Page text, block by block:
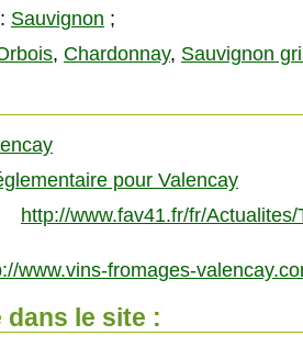
Sauvignon ;
, Chardonnay, Sauvignon
pour Valencay
http://www.fav41.fr/fr/
www.vins-fromages-
dans le site :